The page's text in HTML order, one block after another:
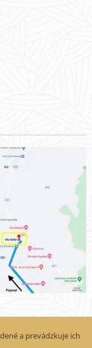
a prevádzkuje ich